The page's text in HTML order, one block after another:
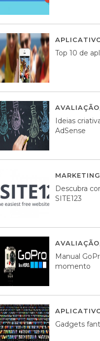
Top 10 de
AVALIAÇÃO
Ideias
AdSense
Descubra
SITE123
AVALIAÇÃO
Manual
momento
Gadgets